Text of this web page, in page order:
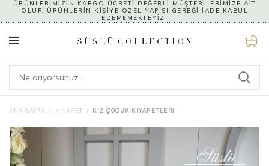
ÜRÜNLERİMİZİN KARGO ÜCRETİ DEĞERLİ MÜŞTERİLERİMİZE AİT
OLUP, ÜRÜNLERİN KİŞİYE ÖZEL YAPISI GEREĞİ İADE KABUL
EDEMEMEKTEYİZ.
0
ANA SAYFA KIYAFET KIZ ÇOCUK KIYAFETLERI